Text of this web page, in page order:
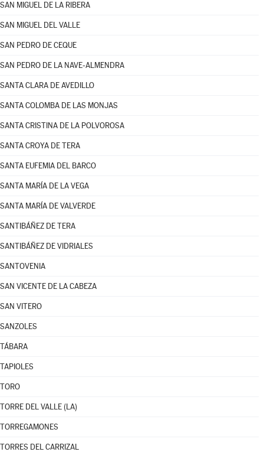
SAN MIGUEL DE LA RIBERA
SAN MIGUEL DEL VALLE
SAN PEDRO DE CEQUE
SAN PEDRO DE LA NAVE-ALMENDRA
SANTA CLARA DE AVEDILLO
SANTA COLOMBA DE LAS MONJAS
SANTA CRISTINA DE LA POLVOROSA
SANTA CROYA DE TERA
SANTA EUFEMIA DEL BARCO
SANTA MARÍA DE LA VEGA
SANTA MARÍA DE VALVERDE
SANTIBÁÑEZ DE TERA
SANTIBÁÑEZ DE VIDRIALES
SANTOVENIA
SAN VICENTE DE LA CABEZA
SAN VITERO
SANZOLES
TÁBARA
TAPIOLES
TORO
TORRE DEL VALLE (LA)
TORREGAMONES
TORRES DEL CARRIZAL